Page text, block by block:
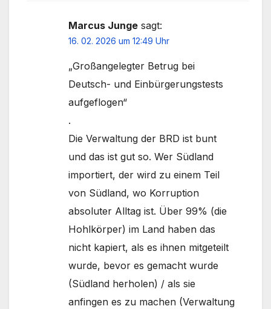
Marcus Junge sagt:
16. 02. 2026 um 12:49 Uhr
„Großangelegter Betrug bei
Deutsch- und Einbürgerungstests
aufgeflogen“
.
Die Verwaltung der BRD ist bunt
und das ist gut so. Wer Südland
importiert, der wird zu einem Teil
von Südland, wo Korruption
absoluter Alltag ist. Über 99% (die
Hohlkörper) im Land haben das
nicht kapiert, als es ihnen mitgeteilt
wurde, bevor es gemacht wurde
(Südland herholen) / als sie
anfingen es zu machen (Verwaltung